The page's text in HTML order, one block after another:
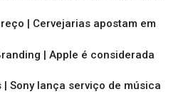
| Cervejarias apostam em
| Apple é considerada
| Sony lança serviço de música